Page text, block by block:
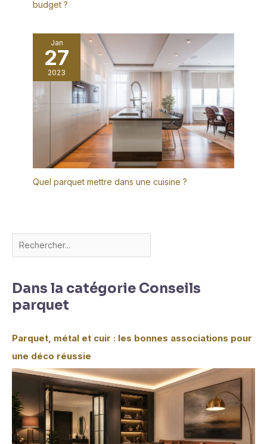
budget ?
Jan
27
2023
Quel parquet mettre dans une cuisine ?
Dans la catégorie Conseils
parquet
Parquet, métal et cuir : les bonnes associations pour
une déco réussie